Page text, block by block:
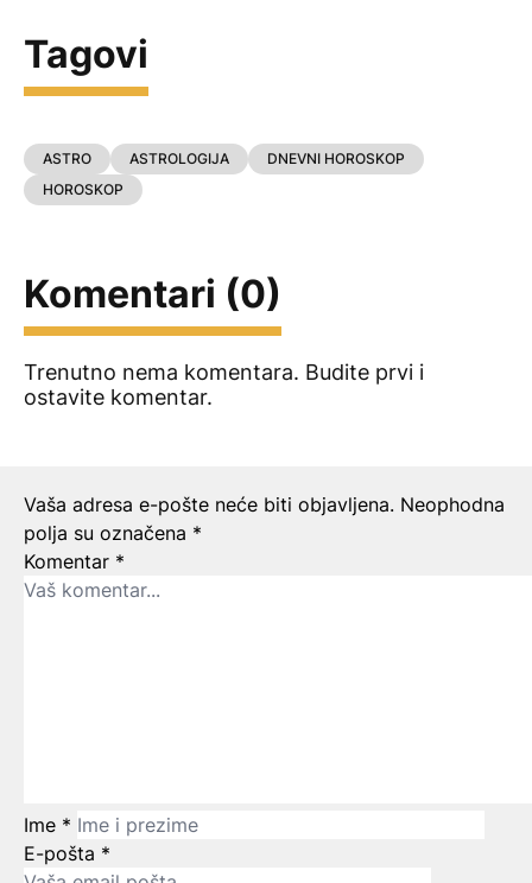
Tagovi
ASTRO ASTROLOGIJA
DNEVNI HOROSKOP
HOROSKOP
Komentari (0)
Trenutno nema komentara. Budite prvi i
ostavite komentar.
Ostavite odgovor
Vaša adresa e-pošte neće biti objavljena. Neophodna
polja su označena *
Komentar *
Ime *
E-pošta *